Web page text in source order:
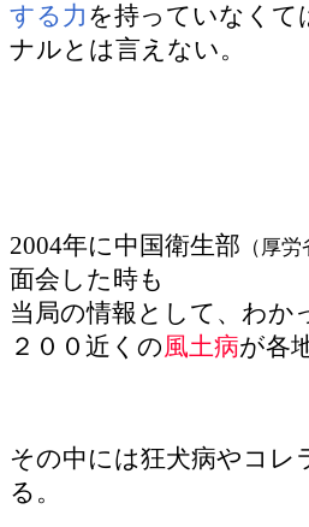
する力 を持っていなくて
ナルとは言えない。
2004年に中国衛生部 （厚
面会した時も
当局の情報として、わか
２００近くの風土病が各
その中には狂犬病やコレ
る。